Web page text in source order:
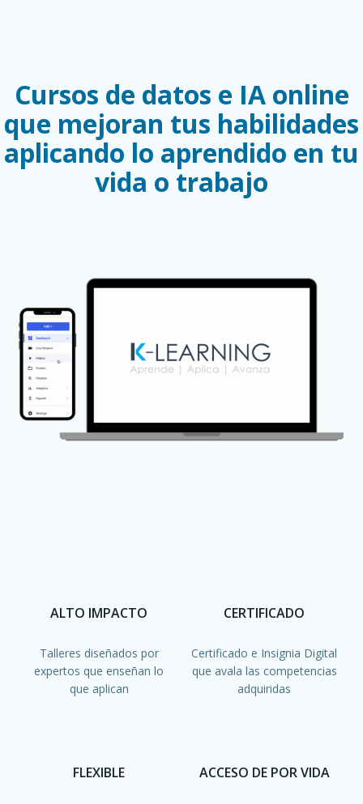
Cursos de datos e IA online
que mejoran tus habilidades
aplicando lo aprendido en tu
vida o trabajo
ALTO IMPACTO
Talleres diseñados por
expertos que enseñan lo
que aplican
CERTIFICADO
Certificado e Insignia Digital
que avala las competencias
adquiridas
FLEXIBLE ACCESO DE POR VIDA